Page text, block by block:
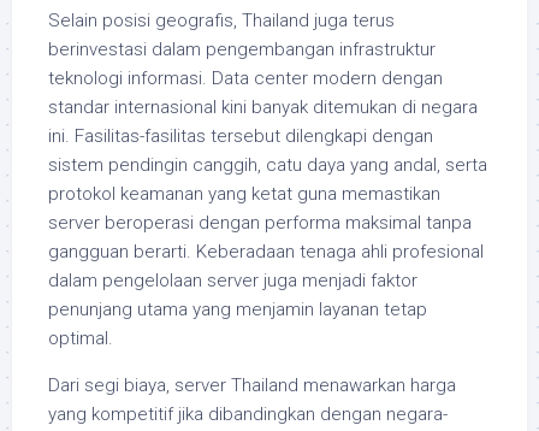
Selain posisi geografis, Thailand juga terus
berinvestasi dalam pengembangan infrastruktur
teknologi informasi. Data center modern dengan
standar internasional kini banyak ditemukan di negara
ini. Fasilitas-fasilitas tersebut dilengkapi dengan
sistem pendingin canggih, catu daya yang andal, serta
protokol keamanan yang ketat guna memastikan
server beroperasi dengan performa maksimal tanpa
gangguan berarti. Keberadaan tenaga ahli profesional
dalam pengelolaan server juga menjadi faktor
penunjang utama yang menjamin layanan tetap
optimal.
Dari segi biaya, server Thailand menawarkan harga
yang kompetitif jika dibandingkan dengan negara-